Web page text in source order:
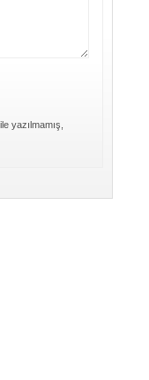
yazılmamış,